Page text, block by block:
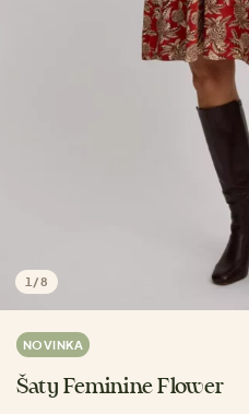
1 /8
NOVINKA
Šaty Feminine Flower